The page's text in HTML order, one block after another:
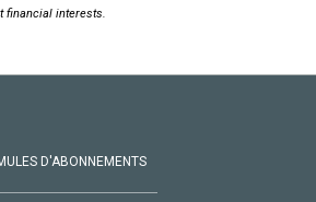
financial interests.
D'ABONNEMENTS